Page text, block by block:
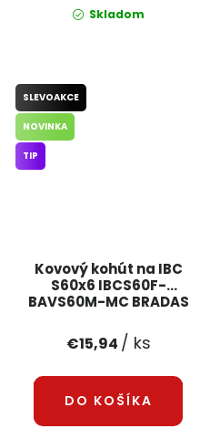
Skladom
Kovový kohút na IBC
S60x6 IBCS60F-
BAVS60M-MC BRADAS
SLEVOAKCE
NOVINKA
TIP
€15,94 / ks
DO KOŠÍKA